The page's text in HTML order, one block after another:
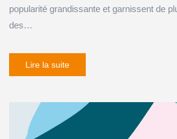
popularité grandissante et garnissent de
des…
Lire la suite